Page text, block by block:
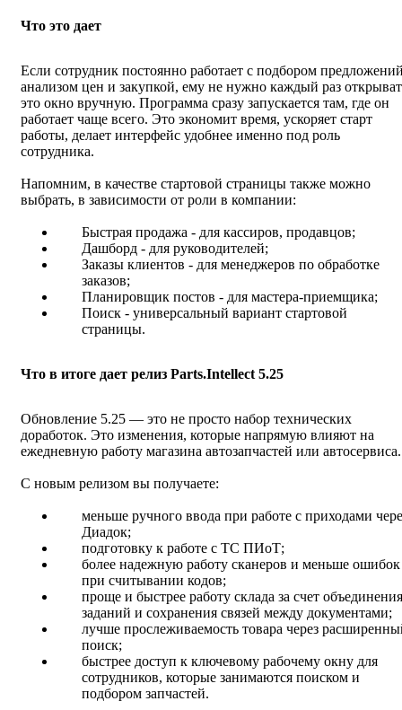
Что это дает
Если сотрудник постоянно работает с подбором
анализом цен и закупкой, ему не нужно каждый раз
это окно вручную. Программа сразу запускается там, где он
работает чаще всего. Это экономит время, ускоряет старт
работы, делает интерфейс удобнее именно под роль
сотрудника.
Напомним, в качестве стартовой страницы также можно
выбрать, в зависимости от роли в компании:
Быстрая продажа - для кассиров, продавцов;
Дашборд - для руководителей;
Заказы клиентов - для менеджеров по обработке
заказов;
Планировщик постов - для мастера-приемщика;
Поиск - универсальный вариант стартовой
страницы.
Что в итоге дает релиз Parts.Intellect 5.25
Обновление 5.25 — это не просто набор технических
доработок. Это изменения, которые напрямую влияют на
ежедневную работу магазина автозапчастей или автосервиса.
С новым релизом вы получаете:
меньше ручного ввода при работе с приходами
Диадок;
подготовку к работе с ТС ПИоТ;
более надежную работу сканеров и меньше ошибок
при считывании кодов;
проще и быстрее работу склада за счет объединения
заданий и сохранения связей между документами;
лучше прослеживаемость товара через
поиск;
быстрее доступ к ключевому рабочему окну для
сотрудников, которые занимаются поиском и
подбором запчастей.